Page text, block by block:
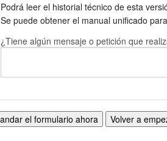
Podrá leer el historial técnico de esta
Se puede obtener el manual unificado para
¿Tiene algún mensaje o petición que